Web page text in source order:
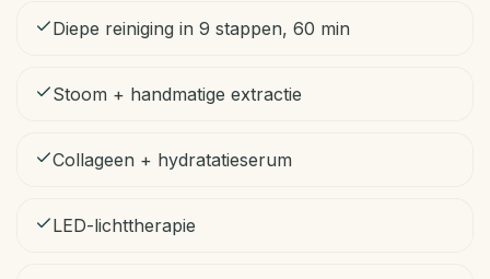
nu
Diepe reiniging in 9 stappen, 60 min
Stoom + handmatige extractie
Collageen + hydratatieserum
LED-lichttherapie